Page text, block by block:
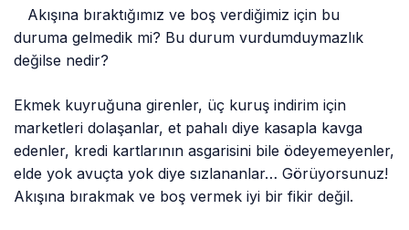
Akışına bıraktığımız ve boş verdiğimiz için bu
duruma gelmedik mi? Bu durum vurdumduymazlık
değilse nedir?
Ekmek kuyruğuna girenler, üç kuruş indirim için
marketleri dolaşanlar, et pahalı diye kasapla kavga
edenler, kredi kartlarının asgarisini bile ödeyemeyenler,
elde yok avuçta yok diye sızlananlar… Görüyorsunuz!
Akışına bırakmak ve boş vermek iyi bir fikir değil.